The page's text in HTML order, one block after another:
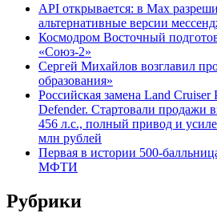
API открывается: в Max
альтернативные версии
Космодром Восточный
«Союз-2»
Сергей Михайлов возглавил
образования»
Российская замена Land
Defender. Стартовали продажи
456 л.с., полный привод и
млн рублей
Первая в истории 500-
МФТИ
Рубрики